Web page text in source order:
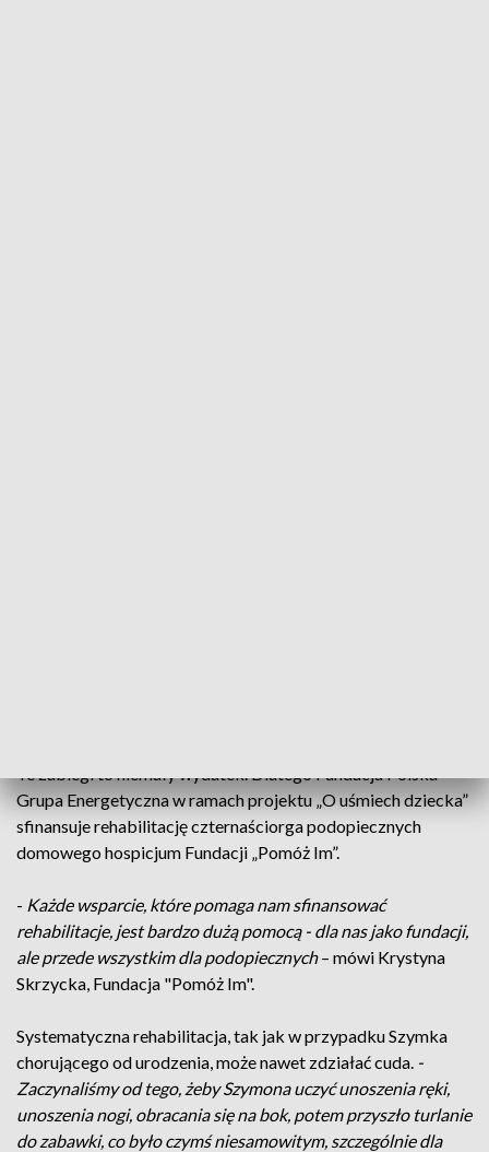
Te zabiegi to niemały wydatek. Dlatego Fundacja Polska
Grupa Energetyczna w ramach projektu „O uśmiech dziecka”
sfinansuje rehabilitację czternaściorga podopiecznych
domowego hospicjum Fundacji „Pomóż Im”.
- Każde wsparcie, które pomaga nam sfinansować
rehabilitacje, jest bardzo dużą pomocą - dla nas jako fundacji,
ale przede wszystkim dla podopiecznych– mówi Krystyna
Skrzycka, Fundacja "Pomóż Im".
Systematyczna rehabilitacja, tak jak w przypadku Szymka
chorującego od urodzenia, może nawet zdziałać cuda. -
Zaczynaliśmy od tego, żeby Szymona uczyć unoszenia ręki,
unoszenia nogi, obracania się na bok, potem przyszło turlanie
do zabawki, co było czymś niesamowitym, szczególnie dla